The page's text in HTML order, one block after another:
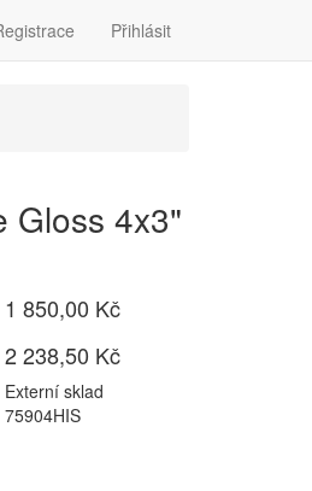
Přihlásit
Gloss 4x3"
1 850,00 Kč
2 238,50 Kč
Externí sklad
75904HIS